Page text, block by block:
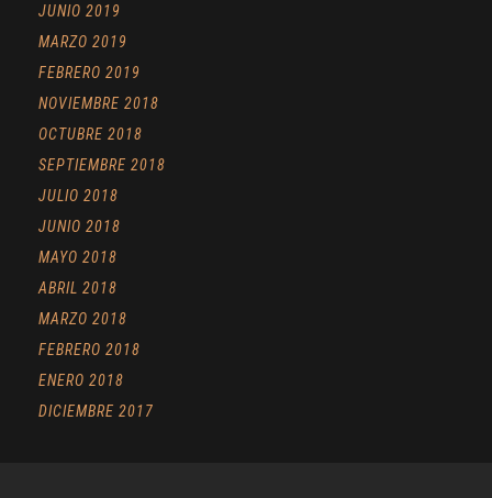
JUNIO 2019
MARZO 2019
FEBRERO 2019
NOVIEMBRE 2018
OCTUBRE 2018
SEPTIEMBRE 2018
JULIO 2018
JUNIO 2018
MAYO 2018
ABRIL 2018
MARZO 2018
FEBRERO 2018
ENERO 2018
DICIEMBRE 2017